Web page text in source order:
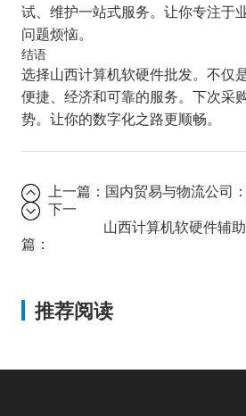
试、维护一站式服务。让你专注于
问题烦恼。
结语
选择山西计算机软硬件批发。不仅
便捷、经济和可靠的服务。下次采
势。让你的数字化之路更顺畅。
上一篇： 国内贸易与物流公司
下一
篇：
推荐阅读